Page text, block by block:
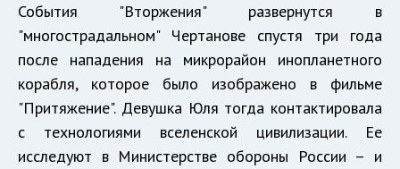
События "Вторжения" развернутся в
"многострадальном" Чертанове спустя три года
после нападения на микрорайон инопланетного
корабля, которое было изображено в фильме
"Притяжение". Девушка Юля тогда контактировала
с технологиями вселенской цивилизации. Ее
исследуют в Министерстве обороны России – и